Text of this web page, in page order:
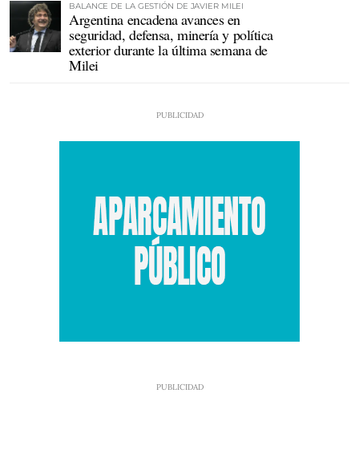
BALANCE DE LA GESTIÓN DE JAVIER MILEI
Argentina encadena avances en
seguridad, defensa, minería y política
exterior durante la última semana de
Milei